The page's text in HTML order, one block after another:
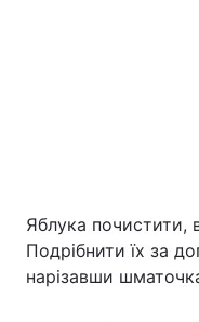
Яблука почистити,
Подрібнити їх за
нарізавши